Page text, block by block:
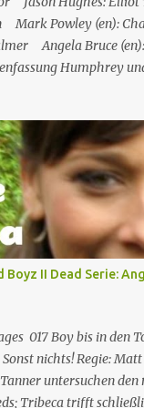
Larry Linville Uwe
Mark Powley (en):
Angela Bruce
Humphrey
Taylor,
ein
handelt, kann
in sein Zimmer
gefunden wurde,
nimmt Martha mit
Hotel Cecile gibt, das
Während
Boyz II Dead Serie:
017 Boy bis in den
nichts! Regie:
untersuchen
Tribeca trifft